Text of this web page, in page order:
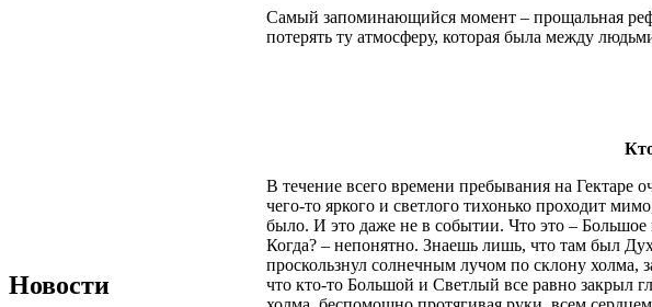
Новости
Самый запоминающийся момент – прощальная
потерять ту атмосферу, которая была между
В течение всего времени пребывания на Гектаре
чего-то яркого и светлого тихонько проходит
было. И это даже не в событии. Что это –
Когда? – непонятно. Знаешь лишь, что там был
проскользнул солнечным лучом по склону холма,
что кто-то Большой и Светлый все равно закрыл